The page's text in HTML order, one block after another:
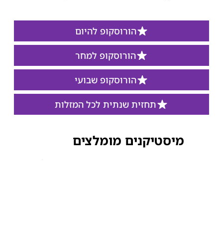
הורוסקופ להיום
הורוסקופ למחר
הורוסקופ שבועי
תחזית שנתית לכל המזלות
מיסטיקנים מומלצים